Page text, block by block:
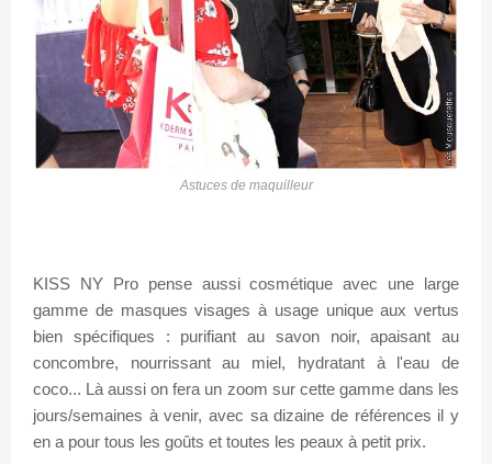
Astuces de maquilleur
KISS NY Pro pense aussi cosmétique avec une large
gamme de masques visages à usage unique aux vertus
bien spécifiques : purifiant au savon noir, apaisant au
concombre, nourrissant au miel, hydratant à l'eau de
coco... Là aussi on fera un zoom sur cette gamme dans les
jours/semaines à venir, avec sa dizaine de références il y
en a pour tous les goûts et toutes les peaux à petit prix.